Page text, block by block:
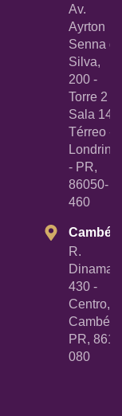
Av.
Ayrton
Senna
Silva,
200 -
Torre 2 -
Sala 14
Térreo -
Londrina
- PR,
86050-
460
Cambé
R.
430 -
Centro,
Cambé -
PR,
080